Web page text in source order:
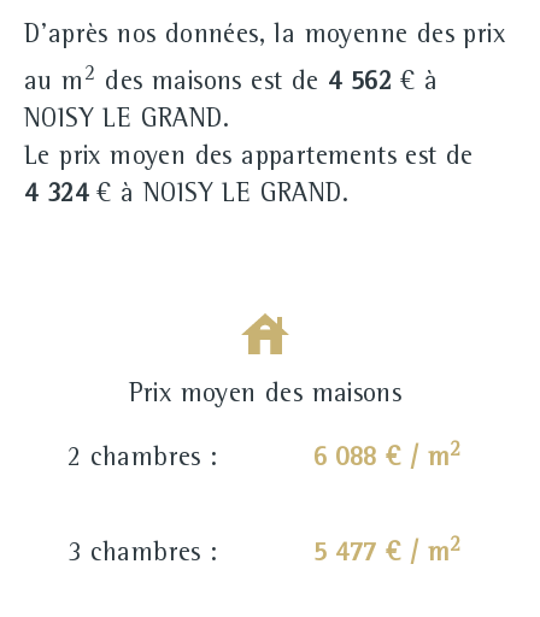
D'après nos données, la moyenne des prix
au m 2 des maisons est de 4 562 € à
NOISY LE GRAND.
Le prix moyen des appartements est de
4 324€ à NOISY LE GRAND.
Prix moyen des maisons
2 chambres : 6 088 € / m2
3 chambres : 5 477 € / m2